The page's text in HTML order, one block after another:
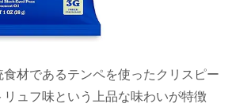
材であるテンペを使ったクリスピー
ュフ味という上品な味わいが特徴